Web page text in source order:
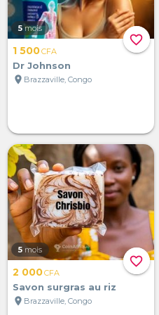
favorite_border
5 mois
1 500CFA
Dr Johnson
location_on Brazzaville, Congo
favorite_border
5 mois
2 000CFA
Savon surgras au riz
location_on Brazzaville, Congo